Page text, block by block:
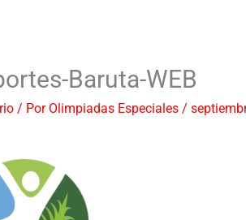
Baruta-WEB
/ Por Olimpiadas Especiales /